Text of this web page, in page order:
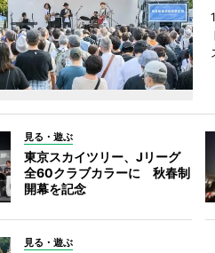
見る・遊ぶ
東京スカイツリー、Jリーグ
全60クラブカラーに 秋春制
開幕を記念
見る・遊ぶ